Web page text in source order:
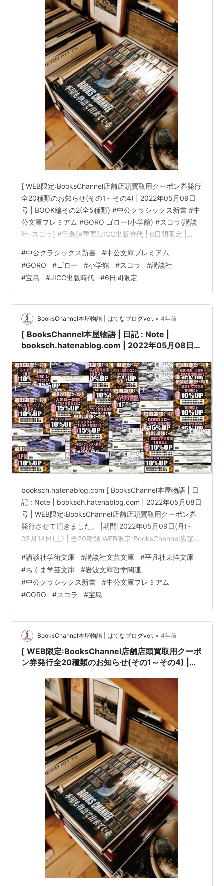
年05月09日(月曜日)～05月14日(土曜日) 他 |
[ WEB限定:BooksChannel店舗店頭買取用クーポン券発行
全20種類のお知らせ(その1～その4) | 2022年05月09日
号 | BOOK編その2(全5種類) #中公クラシックス新書 #中
公文庫プレミアム #GORO ゴロー(小学館) #スコラ(講談
社･スコラ) #宝島[※重要]JICC出版時代 | 6日間限定 |
booksch.net Books Channel( ブックスチャンネル )〒
581-0013 大阪府八尾市山本町南１丁目７−7番20号 ミヤ
コ書店内書物は知恵の泉... 音楽は癒やしの泉…生活に読
書・暮…
#中公クラシックス新書 #中公文庫プレミアム
#GORO #ゴロー #小学館 #スコラ #講談社
#宝島 #JICC出版時代 #6日間限定
BooksChannel本屋物語 | はてなブログver. • 4年前
[ BooksChannel本屋物語 | 日記 : Note |
booksch.hatenablog.com | 2022年05月08日号
ン券発行させて頂きました。 |期間|2022年05月
09日(月)～05月14日(土) | 全20種類
booksch.hatenablog.com [ BooksChannel本屋物語 | 日
記 : Note | booksch.hatenablog.com | 2022年05月08日
号 | WEB限定:BooksChannel店舗店頭買取用クーポン券
発行させて頂きました。 |期間|2022年05月09日(月)～
05月14日(土) | 全20種類 WEB限定:BooksChannel店舗店
map version : https://booksch.page.link/tv1 vimeo.com
View this post on Inst…
#講談社学術文庫 #講談社文芸文庫 #平凡社東洋文庫
#ちくま学芸文庫 #岩波文庫哲学関連
#中公クラシックス新書 #中公文庫プレミアム
#GORO #スコラ #宝島
BooksChannel本屋物語 | はてなブログver. • 4年前
[ WEB限定:BooksChannel店舗店頭買取用クーポ
ン券発行全20種類のお知らせ(その1～その4) |
中公クラシックス新書 #中公文庫プレミアム
#GORO ゴロー(小学館) #スコラ(講談社･スコラ)
#宝島[※重要]JICC出版時代 | 6日間限定 | 2022
年05月02日(月曜日)～05月07日(土曜日) 他 |